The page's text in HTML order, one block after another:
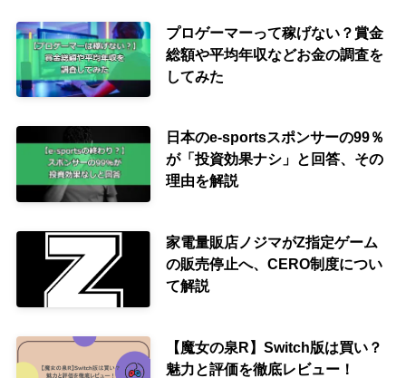
プロゲーマーって稼げない？賞金
総額や平均年収などお金の調査を
してみた
日本のe-sportsスポンサーの99％
が「投資効果ナシ」と回答、その
理由を解説
家電量販店ノジマがZ指定ゲーム
の販売停止へ、CERO制度につい
て解説
【魔女の泉R】Switch版は買い？
魅力と評価を徹底レビュー！